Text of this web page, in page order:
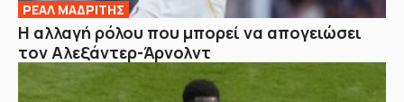
ΡΕΑΛ ΜΑΔΡΙΤΗΣ
Η αλλαγή ρόλου που μπορεί να απογειώσει
τον Αλεξάντερ-Άρνολντ